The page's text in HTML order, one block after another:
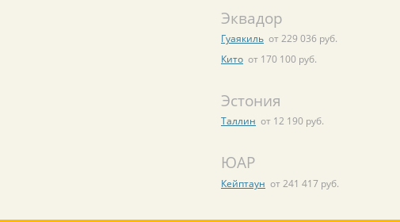
Эквадор
Гуаякиль от 229 036 руб.
Кито от 170 100 руб.
Эстония
Таллин от 12 190 руб.
ЮАР
Кейптаун от 241 417 руб.